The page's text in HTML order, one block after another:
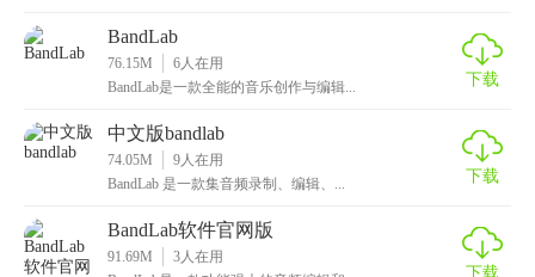
手，无论是对于初学者还是专业人士来说都是一个不错的选
择。其强大的音频编辑和混音功能能够显著提升音乐作品的
此外，软件的跨平台支持和便捷的分享功能也极大地提高了
创作效率。总体而言，BandLab是一款值得推荐的音乐创作软
BandLab
76.15M 6 人在用
BandLab是一款全能的音乐创作与编辑...
下载
中文版bandlab
74.05M 9 人在用
BandLab 是一款集音频录制、编辑、...
下载
BandLab软件官网版
91.69M 3 人在用
下载